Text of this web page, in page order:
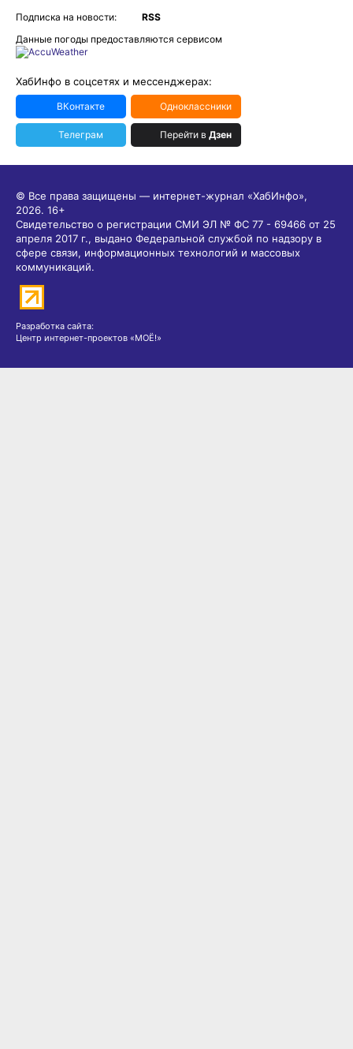
Подписка на новости:
RSS
Данные погоды предоставляются сервисом
ХабИнфо в соцсетях и мессенджерах:
ВКонтакте Одноклассники
Телеграм Перейти в Дзен
© Все права защищены — интернет-журнал «ХабИнфо»,
2026. 16+
Свидетельство о регистрации СМИ ЭЛ № ФС 77 - 69466 от 25
апреля 2017 г., выдано Федеральной службой по надзору в
сфере связи, информационных технологий и массовых
коммуникаций.
Разработка сайта:
Центр интернет-проектов «МОЁ!»